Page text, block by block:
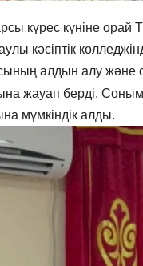
күрес күніне
кәсіптік
алдын алу және
жауап берді.
мүмкіндік алды.